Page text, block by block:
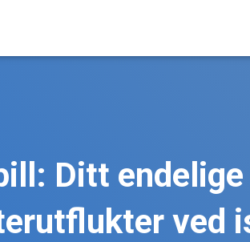
Ditt endelige
ved